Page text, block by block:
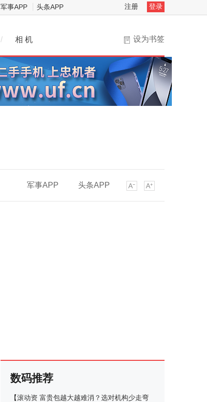
军事APP 头条APP 注册 登录
设为书签
/ 相 机
军事APP 头条APP
数码推荐
【滚动资 富贵包越大越难消？选对机构少走弯